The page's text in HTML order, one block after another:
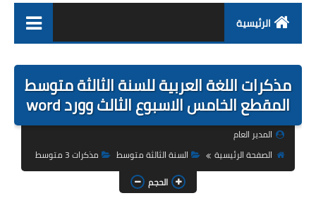
الرئيسية
التربية التحضيرية
السنة الاولى ابتدائي
السنة الثانية ابتدائي
السنة الثالثة ابتدائي
مذكرات اللغة العربية للسنة الثالثة متوسط
المقطع الخامس الاسبوع الثالث وورد word
المدير العام
الصفحة الرئيسية
السنة الثالثة متوسط
مذكرات 3 متوسط
الحجم